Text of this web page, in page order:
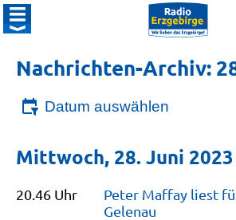
Nachrichten-Archiv:
Datum auswählen
Mittwoch, 28. Juni 2023
20.46 Uhr
Peter Maffay liest
Gelenau